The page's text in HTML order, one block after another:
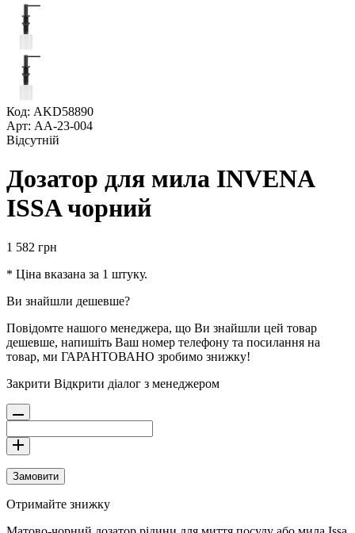
Код: AKD58890
Арт: AA-23-004
Відсутній
Дозатор для мила INVENA
ISSA чорний
1 582 грн
* Ціна вказана за 1 штуку.
Ви знайшли дешевше?
Повідомте нашого менеджера, що Ви знайшли цей товар
дешевше, напишіть Ваш номер телефону та посилання на
товар, ми ГАРАНТОВАНО зробимо знижку!
Закрити Відкрити діалог з менеджером
Замовити
Отримайте знижку